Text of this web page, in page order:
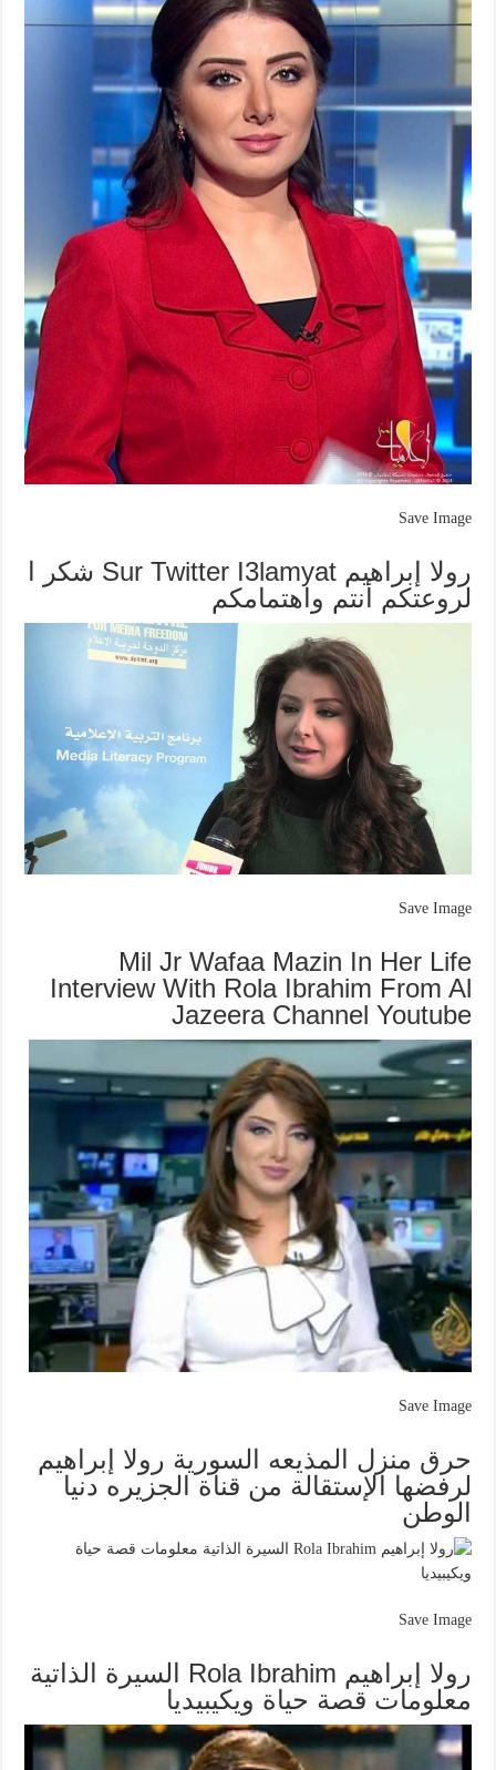
Save Image
رولا إبراهيم Sur Twitter I3lamyat شكر ا
لروعتكم أنتم واهتمامكم
Save Image
Mil Jr Wafaa Mazin In Her Life
Interview With Rola Ibrahim From Al
Jazeera Channel Youtube
Save Image
حرق منزل المذيعه السورية رولا إبراهيم
لرفضها الإستقالة من قناة الجزيره دنيا
الوطن
Save Image
رولا إبراهيم Rola Ibrahim السيرة الذاتية
معلومات قصة حياة ويكيبيديا